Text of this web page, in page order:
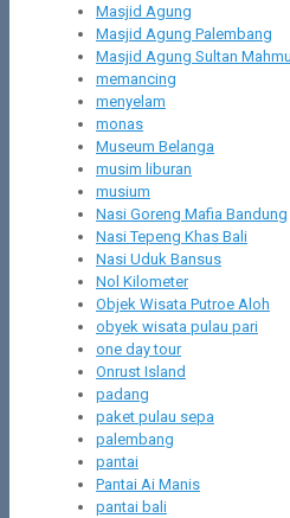
Masjid Agung
Masjid Agung Palembang
Masjid Agung Sultan
memancing
menyelam
monas
Museum Belanga
musim liburan
musium
Nasi Goreng Mafia Bandung
Nasi Tepeng Khas Bali
Nasi Uduk Bansus
Nol Kilometer
Objek Wisata Putroe Aloh
obyek wisata pulau pari
one day tour
Onrust Island
padang
paket pulau sepa
palembang
pantai
Pantai Ai Manis
pantai bali